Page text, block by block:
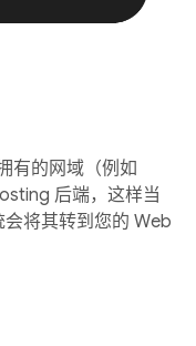
有的网域（例如
后端，这样当
将其转到您的 Web